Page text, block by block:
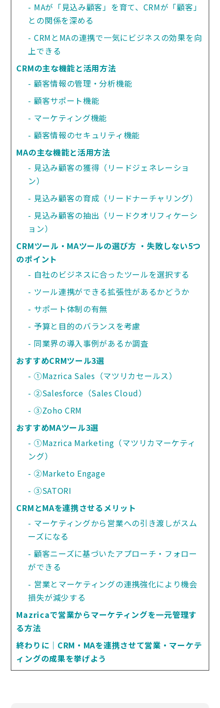
MAが「見込み顧客」を育て、CRMが「顧客」
との関係を深める
CRMとMAの連携で一気にビジネスの効果を向
上できる
CRMの主な機能と活用方法
顧客情報の管理・分析機能
顧客サポート機能
マーケティング機能
顧客情報のセキュリティ機能
MAの主な機能と活用方法
見込み顧客の獲得（リードジェネレーショ
ン）
見込み顧客の育成（リードナーチャリング）
見込み顧客の抽出（リードクオリフィケーシ
ョン）
CRMツール・MAツールの選び方 ・失敗しない5つ
のポイント
自社のビジネスに合ったツールを選択する
ツール連携ができる拡張性があるかどうか
サポート体制の有無
予算と目的のバランスを考慮
同業界の導入事例があるか調査
おすすめCRMツール3選
①Mazrica Sales（マツリカセールス）
②Salesforce（Sales Cloud）
③Zoho CRM
おすすめMAツール3選
①Mazrica Marketing（マツリカマーケティ
ング）
②Marketo Engage
③SATORI
CRMとMAを連携させるメリット
マーケティングから営業への引き渡しがスム
ーズになる
顧客ニーズに基づいたアプローチ・フォロー
ができる
営業とマーケティングの連携強化により機会
損失が減少する
Mazricaで営業からマーケティングを一元管理す
る方法
終わりに｜CRM・MAを連携させて営業・マーケテ
ィングの成果を挙げよう